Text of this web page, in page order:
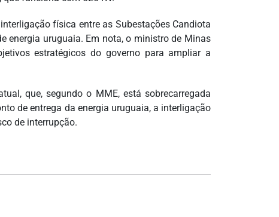
física entre as Subestações Candiota
energia uruguaia. Em nota, o ministro de Minas
estratégicos do governo para ampliar a
que, segundo o MME, está sobrecarregada
de entrega da energia uruguaia, a interligação
de interrupção.